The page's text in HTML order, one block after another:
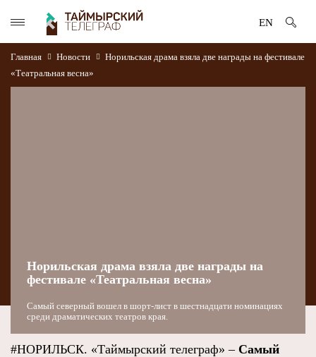
EN
Главная Новости
Норильская драма взяла две награды на фестивале
«Театральная весна»
Норильская драма взяла две награды на
фестивале «Театральная весна»
Самый северный вошел в шорт-лист в шестнадцати номинациях
среди драматических театров края.
#НОРИЛЬСК. «Таймырский телеграф» – Самый